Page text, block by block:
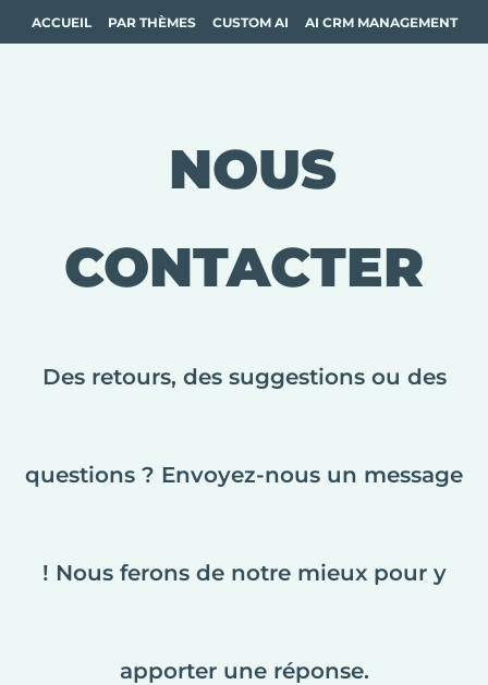
ACCUEIL PAR THÈMES CUSTOM AI AI CRM MANAGEMENT
NOUS
CONTACTER
Des retours, des suggestions ou des
questions ? Envoyez-nous un message
! Nous ferons de notre mieux pour y
apporter une réponse.